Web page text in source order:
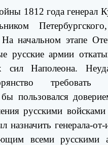
1812 года генерал
начальном этапе
русские армии
сил Наполеона.
требовать
пользовался
русскими
генерала-от-
всеми русскими